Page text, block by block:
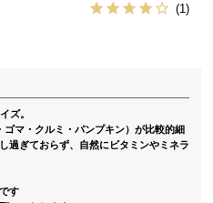
1
ズ。
マ・クルミ・パンプキン）が比較的細
過ぎておらず、自然にビタミンやミネラ
す